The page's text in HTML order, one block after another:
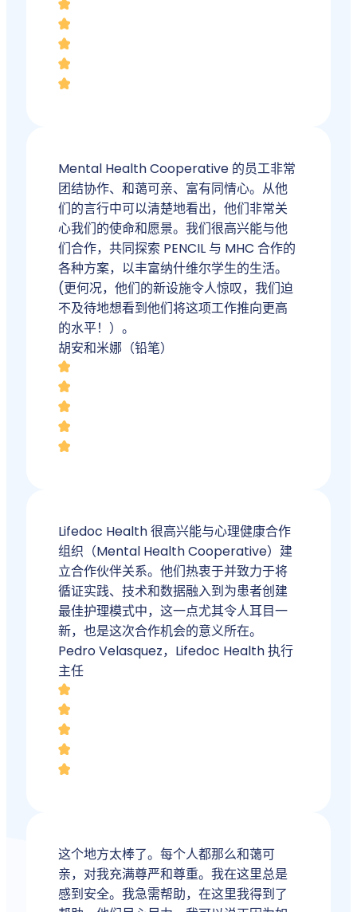
Mental Health Cooperative 的员工非常
团结协作、和蔼可亲、富有同情心。从他
们的言行中可以清楚地看出，他们非常关
心我们的使命和愿景。我们很高兴能与他
们合作，共同探索 PENCIL 与 MHC 合作的
各种方案，以丰富纳什维尔学生的生活。
(更何况，他们的新设施令人惊叹，我们迫
不及待地想看到他们将这项工作推向更高
的水平！）。
胡安和米娜（铅笔）
Lifedoc Health 很高兴能与心理健康合作
组织（Mental Health Cooperative）建
立合作伙伴关系。他们热衷于并致力于将
循证实践、技术和数据融入到为患者创建
最佳护理模式中，这一点尤其令人耳目一
新，也是这次合作机会的意义所在。
Pedro Velasquez，Lifedoc Health 执行
主任
这个地方太棒了。每个人都那么和蔼可
亲，对我充满尊严和尊重。我在这里总是
感到安全。我急需帮助，在这里我得到了